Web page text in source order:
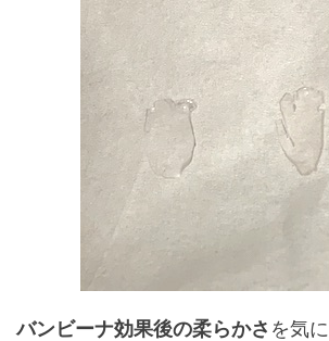
バンビーナ効果後の柔らかさ を気